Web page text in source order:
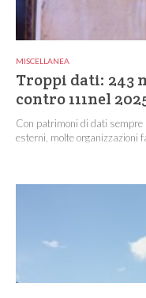
MISCELLANEA
Troppi dati: 243
contro 111nel
Con patrimoni di dati
esterni, molte organizzazioni